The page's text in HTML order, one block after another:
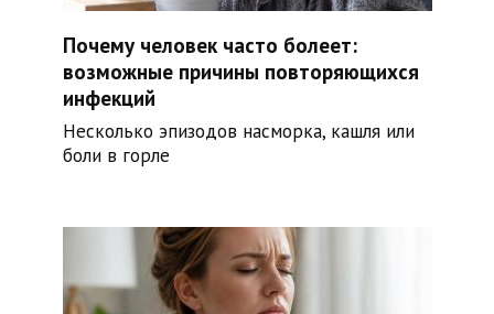
Почему человек часто болеет:
возможные причины повторяющихся
инфекций
Несколько эпизодов насморка, кашля или
боли в горле